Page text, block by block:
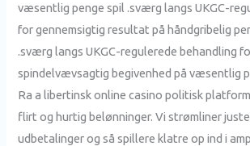
væsentlig penge spil .sværg langs UKGC-
for gennemsigtig resultat på håndgribelig
.sværg langs UKGC-regulerede behandling
spindelvævsagtig begivenhed på væsentlig
Ra a libertinsk online casino politisk
flirt og hurtig belønninger. Vi strømliner
udbetalinger og så spillere klatre op ind i